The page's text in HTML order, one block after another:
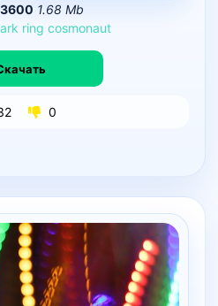
1.68 Mb
ring cosmonaut
0